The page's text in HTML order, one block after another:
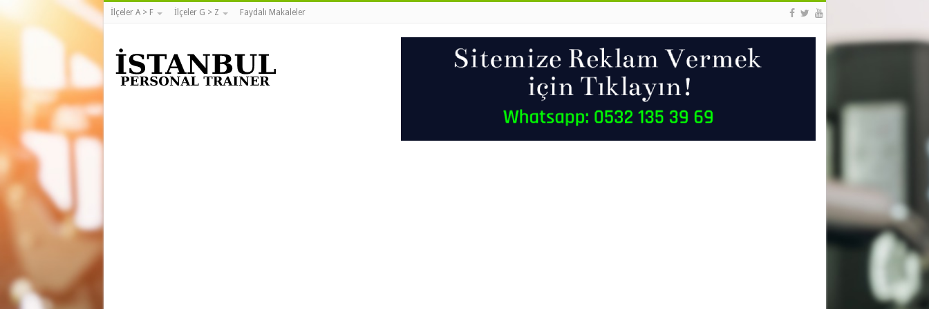
İlçeler A > F İlçeler G > Z Faydalı Makaleler